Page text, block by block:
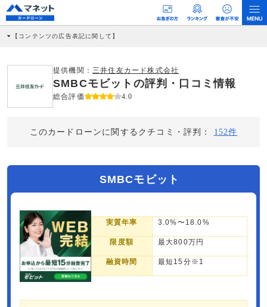
【コンテンツの広告表記に関して】
社に対して企業から紹介報酬が支払われるという収益モデルです。 ただし、特定の
商品を根拠なくPRするものではなく、当編集部の調査／ユーザーへの口コミ収集な
どに基づき、公平性を担保した情報提供を行っています。
提供機関： 三井住友カード株式会社
SMBCモビットの評判・口コミ情報
総合評価 4.0
このカードローンに関するクチコミ・評判： 152件
SMBCモビット
実質年率 3.0%〜18.0%
限度額 最大800万円
融資時間 最短15分※1